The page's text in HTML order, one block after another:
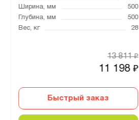
Ширина, мм
500
Глубина, мм
500
Вес, кг
28
11 198₽
13 811₽
Быстрый заказ